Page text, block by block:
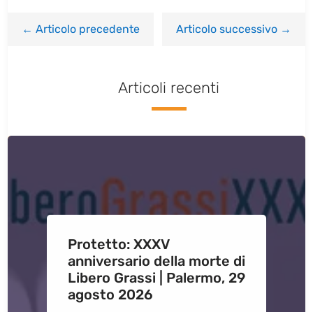
←Articolo precedente Articolo successivo→
Articoli recenti
Protetto: XXXV
anniversario della morte di
Libero Grassi | Palermo, 29
agosto 2026